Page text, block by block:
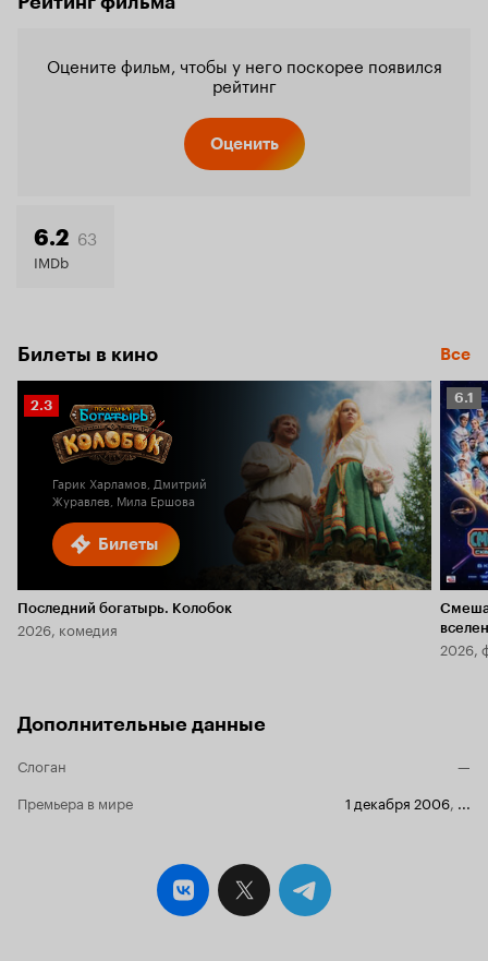
Оцените фильм, чтобы у него поскорее появился
рейтинг
Оценить
6.2 63
IMDb
Билеты в кино Все
Билеты
Рейтинг
Кинопоиска
2.3
Гарик Харламов, Дмитрий
Журавлев, Мила Ершова
Последний богатырь. Колобок
2026, комедия
6.1
6.1
2026,
Дополнительные данные
Слоган
—
Премьера в мире
1 декабря 2006, ...